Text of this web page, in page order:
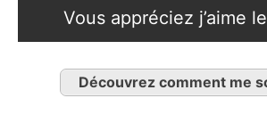
Vous appréciez j’aime
Découvrez comment me